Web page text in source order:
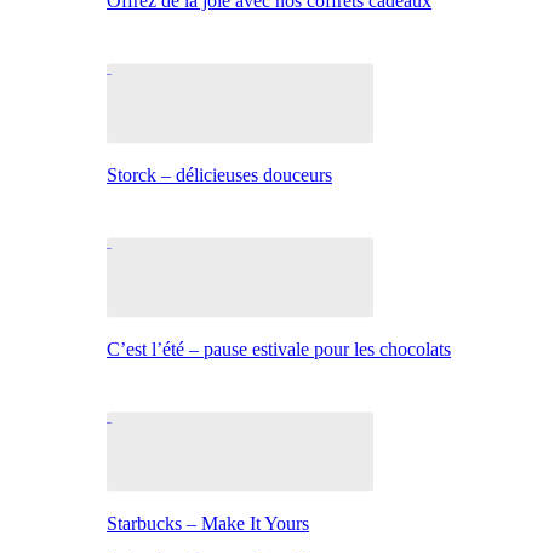
Storck – délicieuses douceurs
C’est l’été – pause estivale pour les chocolats
Starbucks – Make It Yours